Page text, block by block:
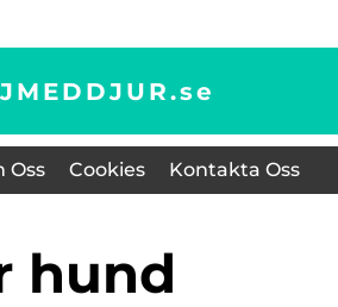
se
Oss Cookies Kontakta Oss
hund